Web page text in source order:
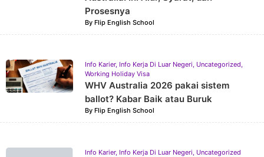
Prosesnya
By Flip English School
Info Karier, Info Kerja Di Luar Negeri Uncategorized
Working Holiday Visa
WHV Australia 2026 pakai sistem
ballot? Kabar Baik atau Buruk
By Flip English School
Info Karier, Info Kerja Di Luar Negeri Uncategorized